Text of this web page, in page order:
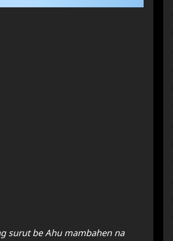
surut be Ahu mambahen na